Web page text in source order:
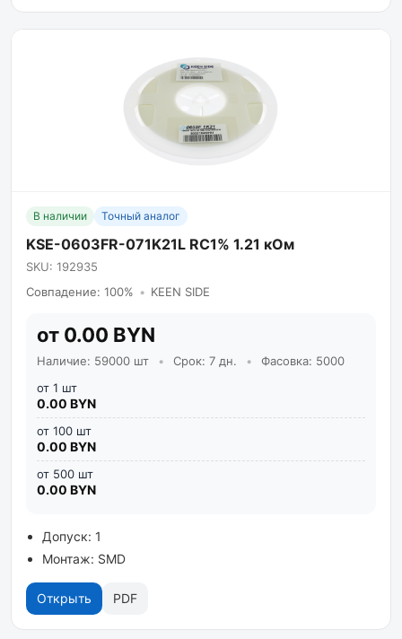
В наличии Точный аналог
KSE-0603FR-071K21L RC1% 1.21 кОм
SKU: 192935
Совпадение: 100% • KEEN SIDE
от 0.00 BYN
Наличие: 59000 шт • Срок: 7 дн. •
Фасовка: 5000
от 1 шт
0.00 BYN
от 100 шт
0.00 BYN
от 500 шт
0.00 BYN
Допуск: 1
Монтаж: SMD
Открыть PDF